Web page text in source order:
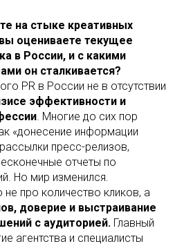
на стыке креативных
оцениваете текущее
в России, и с какими
он сталкивается?
PR в России не в отсутствии
эффективности и
. Многие до сих пор
«донесение информации
пресс-релизов,
отчеты по
Но мир изменился.
про количество кликов, а
доверие и выстраивание
с аудиторией. Главный
агентства и специалисты